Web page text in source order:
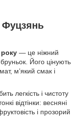
Фуцзянь
— це ніжний
Його цінують
м’який смак і
легкість і чистоту
відтінки: весняні
і прозорий